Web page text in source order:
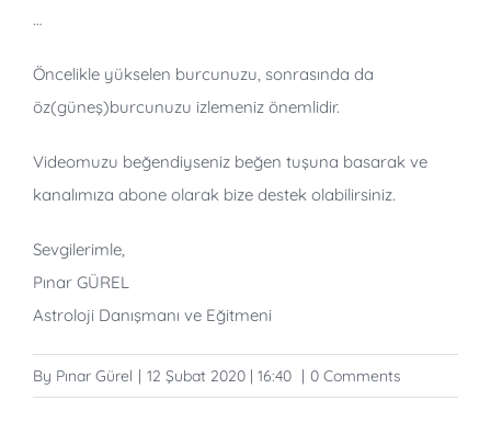
…
Öncelikle yükselen burcunuzu, sonrasında da
öz(güneş)burcunuzu izlemeniz önemlidir.
Videomuzu beğendiyseniz beğen tuşuna basarak ve
kanalımıza abone olarak bize destek olabilirsiniz.
Sevgilerimle,
Pınar GÜREL
Astroloji Danışmanı ve Eğitmeni
By Pınar Gürel | 12 Şubat 2020 | 16:40 | 0 Comments